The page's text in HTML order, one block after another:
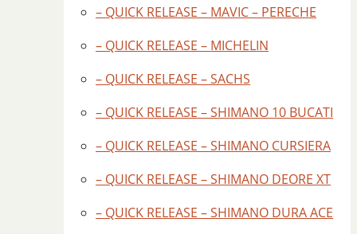
– QUICK RELEASE – MAVIC – PERECHE
– QUICK RELEASE – MICHELIN
– QUICK RELEASE – SACHS
– QUICK RELEASE – SHIMANO 10 BUCATI
– QUICK RELEASE – SHIMANO CURSIERA
– QUICK RELEASE – SHIMANO DEORE XT
– QUICK RELEASE – SHIMANO DURA ACE